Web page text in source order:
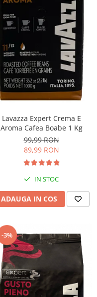
Lavazza Expert Crema E
Aroma Cafea Boabe 1 Kg
99,99 RON
89,99 RON
IN STOC
ADAUGA IN COS
-3%